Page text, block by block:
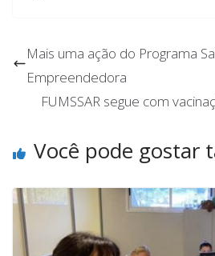
Mais uma ação do Programa
Empreendedora
FUMSSAR segue com
Você pode gostar